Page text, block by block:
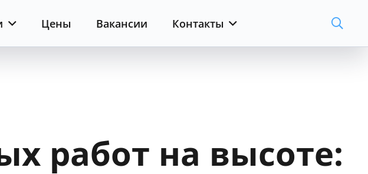
Цены Вакансии Контакты
работ на высоте: